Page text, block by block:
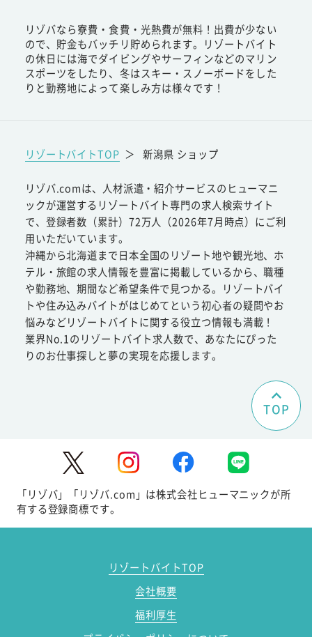
リゾバなら寮費・食費・光熱費が無料！出費が少ない
ので、貯金もバッチリ貯められます。リゾートバイト
の休日には海でダイビングやサーフィンなどのマリン
スポーツをしたり、冬はスキー・スノーボードをした
りと勤務地によって楽しみ方は様々です！
リゾートバイトTOP ＞ 新潟県 ショップ
リゾバ.comは、人材派遣・紹介サービスのヒューマニ
ックが運営するリゾートバイト専門の求人検索サイト
で、登録者数（累計）72万人（2026年7月時点）にご利
用いただいています。
沖縄から北海道まで日本全国のリゾート地や観光地、ホ
テル・旅館の求人情報を豊富に掲載しているから、職種
や勤務地、期間など希望条件で見つかる。リゾートバイ
トや住み込みバイトがはじめてという初心者の疑問やお
悩みなどリゾートバイトに関する役立つ情報も満載！
業界No.1のリゾートバイト求人数で、あなたにぴった
りのお仕事探しと夢の実現を応援します。
TOP
「リゾバ」「リゾバ.com」は株式会社ヒューマニックが所
有する登録商標です。
リゾートバイトTOP
会社概要
福利厚生